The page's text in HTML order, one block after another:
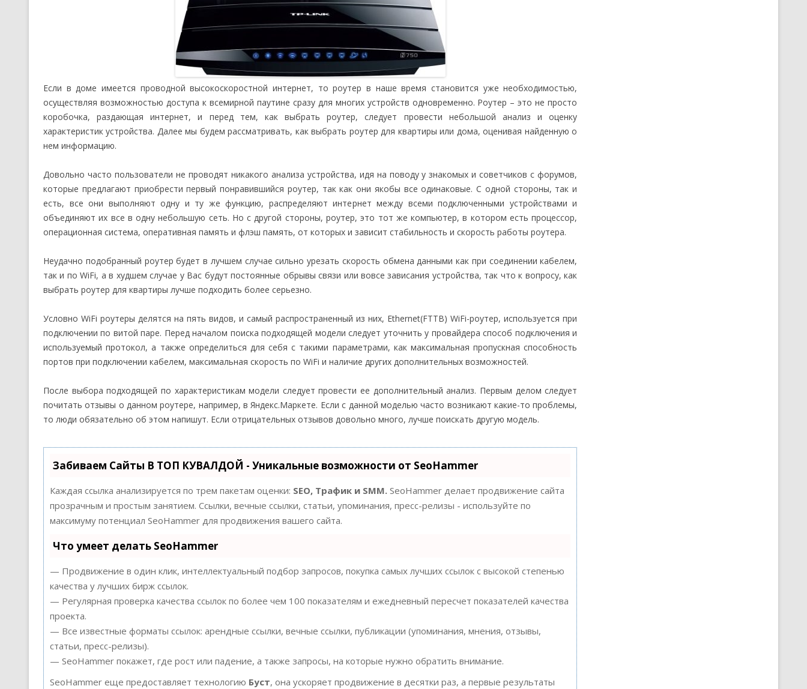
Если в доме имеется проводной высокоскоростной интернет, то роутер в наше время становится уже необходимостью,
осуществляя возможностью доступа к всемирной паутине сразу для многих устройств одновременно. Роутер – это не просто
коробочка, раздающая интернет, и перед тем, как выбрать роутер, следует провести небольшой анализ и оценку
характеристик устройства. Далее мы будем рассматривать, как выбрать роутер для квартиры или дома, оценивая найденную о
нем информацию.
Довольно часто пользователи не проводят никакого анализа устройства, идя на поводу у знакомых и советчиков с форумов,
которые предлагают приобрести первый понравившийся роутер, так как они якобы все одинаковые. С одной стороны, так и
есть, все они выполняют одну и ту же функцию, распределяют интернет между всеми подключенными устройствами и
объединяют их все в одну небольшую сеть. Но с другой стороны, роутер, это тот же компьютер, в котором есть процессор,
операционная система, оперативная память и флэш память, от которых и зависит стабильность и скорость работы роутера.
Неудачно подобранный роутер будет в лучшем случае сильно урезать скорость обмена данными как при соединении кабелем,
так и по WiFi, а в худшем случае у Вас будут постоянные обрывы связи или вовсе зависания устройства, так что к вопросу, как
выбрать роутер для квартиры лучше подходить более серьезно.
Условно WiFi роутеры делятся на пять видов, и самый распространенный из них, Ethernet(FTTB) WiFi-роутер, используется при
подключении по витой паре. Перед началом поиска подходящей модели следует уточнить у провайдера способ подключения и
используемый протокол, а также определиться для себя с такими параметрами, как максимальная пропускная способность
портов при подключении кабелем, максимальная скорость по WiFi и наличие других дополнительных возможностей.
После выбора подходящей по характеристикам модели следует провести ее дополнительный анализ. Первым делом следует
почитать отзывы о данном роутере, например, в Яндекс.Маркете. Если с данной моделью часто возникают какие-то проблемы,
то люди обязательно об этом напишут. Если отрицательных отзывов довольно много, лучше поискать другую модель.
Забиваем Сайты В ТОП КУВАЛДОЙ - Уникальные возможности от SeoHammer
Каждая ссылка анализируется по трем пакетам оценки: SEO, Трафик и SMM. SeoHammer делает продвижение сайта
прозрачным и простым занятием. Ссылки, вечные ссылки, статьи, упоминания, пресс-релизы - используйте по
максимуму потенциал SeoHammer для продвижения вашего сайта.
Что умеет делать SeoHammer
— Продвижение в один клик, интеллектуальный подбор запросов, покупка самых лучших ссылок с высокой степенью
качества у лучших бирж ссылок.
— Регулярная проверка качества ссылок по более чем 100 показателям и ежедневный пересчет показателей качества
проекта.
— Все известные форматы ссылок: арендные ссылки, вечные ссылки, публикации (упоминания, мнения, отзывы,
статьи, пресс-релизы).
— SeoHammer покажет, где рост или падение, а также запросы, на которые нужно обратить внимание.
SeoHammer еще предоставляет технологию Буст, она ускоряет продвижение в десятки раз, а первые результаты